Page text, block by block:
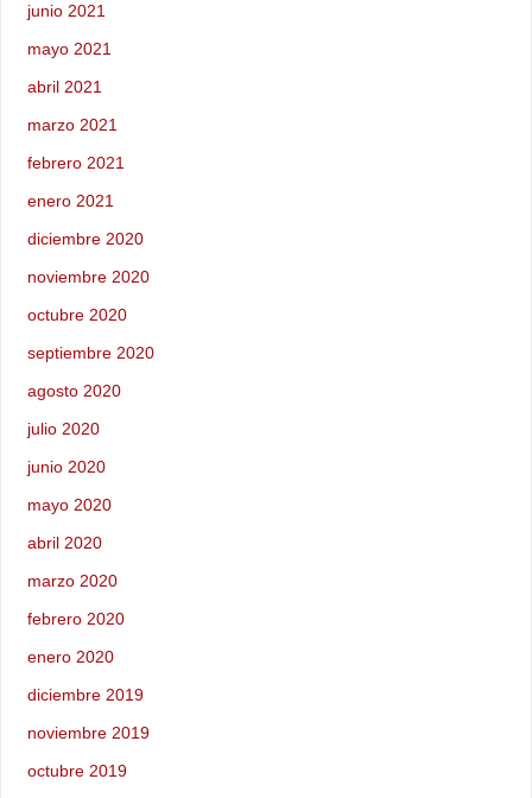
junio 2021
mayo 2021
abril 2021
marzo 2021
febrero 2021
enero 2021
diciembre 2020
noviembre 2020
octubre 2020
septiembre 2020
agosto 2020
julio 2020
junio 2020
mayo 2020
abril 2020
marzo 2020
febrero 2020
enero 2020
diciembre 2019
noviembre 2019
octubre 2019